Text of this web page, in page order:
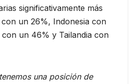
significativamente más
un 26%, Indonesia con
con un 46% y Tailandia con
una posición de